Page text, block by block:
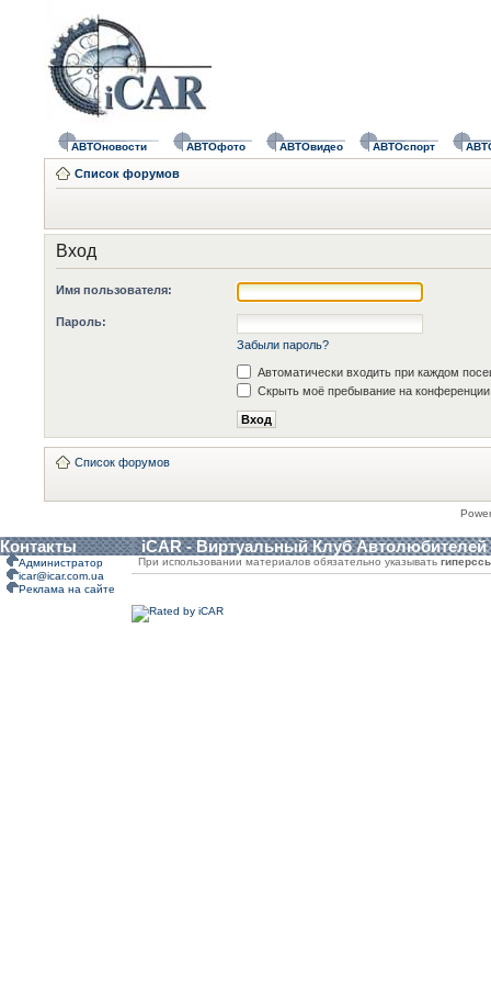
АВТОновости АВТОфото АВТОвидео АВТОспорт
Список форумов
Вход
Имя пользователя:
Пароль:
Забыли пароль?
Автоматически входить при каждом
Скрыть моё пребывание на конференции
Список форумов
Контакты iCAR - Виртуальный Клуб Автолюбителей
Администратор
icar@icar.com.ua
Реклама на сайте
При использовании материалов обязательно указывать